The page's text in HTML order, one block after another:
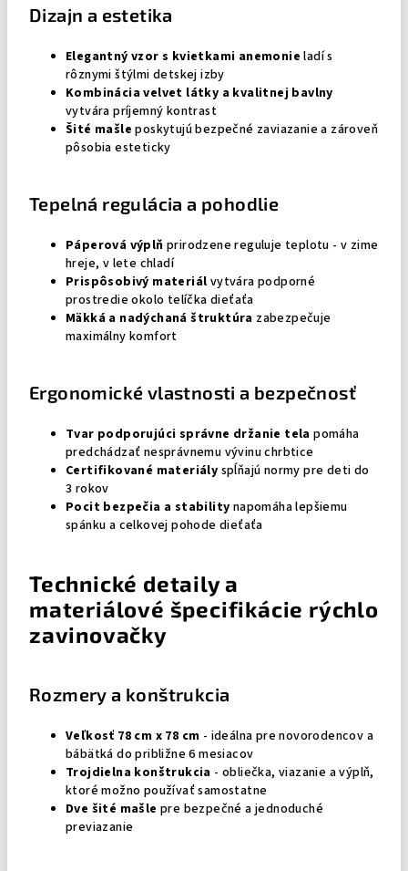
Dizajn a estetika
Elegantný vzor s kvietkami anemonie ladí s
rôznymi štýlmi detskej izby
Kombinácia velvet látky a kvalitnej bavlny
vytvára príjemný kontrast
Šité mašle poskytujú bezpečné zaviazanie a zároveň
pôsobia esteticky
Tepelná regulácia a pohodlie
Páperová výplň prirodzene reguluje teplotu - v zime
hreje, v lete chladí
Prispôsobivý materiál vytvára podporné
prostredie okolo telíčka dieťaťa
Mäkká a nadýchaná štruktúra zabezpečuje
maximálny komfort
Ergonomické vlastnosti a bezpečnosť
Tvar podporujúci správne držanie tela pomáha
predchádzať nesprávnemu vývinu chrbtice
Certifikované materiály spĺňajú normy pre deti do
3 rokov
Pocit bezpečia a stability napomáha lepšiemu
spánku a celkovej pohode dieťaťa
Technické detaily a
materiálové špecifikácie rýchlo
zavinovačky
Rozmery a konštrukcia
Veľkosť 78 cm x 78 cm - ideálna pre novorodencov a
bábätká do približne 6 mesiacov
Trojdielna konštrukcia - obliečka, viazanie a výplň,
ktoré možno používať samostatne
Dve šité mašle pre bezpečné a jednoduché
previazanie